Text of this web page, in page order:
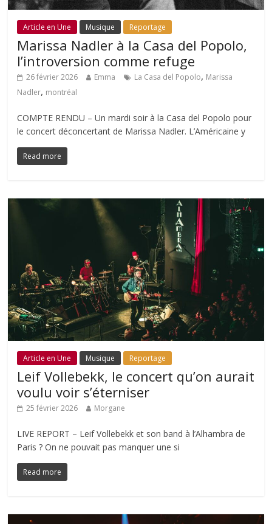
Article en Une Musique Reportage
Marissa Nadler à la Casa del Popolo,
l’introversion comme refuge
26 février 2026 Emma La Casa del Popolo, Marissa
Nadler, montréal
COMPTE RENDU – Un mardi soir à la Casa del Popolo pour
le concert déconcertant de Marissa Nadler. L’Américaine y
Read more
Article en Une Musique Reportage
Leif Vollebekk, le concert qu’on aurait
voulu voir s’éterniser
25 février 2026 Morgane
LIVE REPORT – Leif Vollebekk et son band à l’Alhambra de
Paris ? On ne pouvait pas manquer une si
Read more